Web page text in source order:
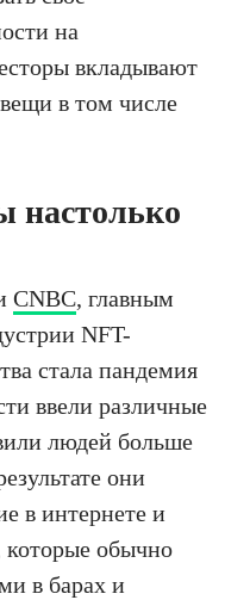
на
вкладывают
в том числе
настолько
CNBC, главным
NFT-
стала пандемия
ввели различные
людей больше
они
в интернете и
обычно
в барах и